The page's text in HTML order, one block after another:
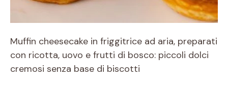
Muffin cheesecake in friggitrice ad aria, preparati
con ricotta, uovo e frutti di bosco: piccoli dolci
cremosi senza base di biscotti